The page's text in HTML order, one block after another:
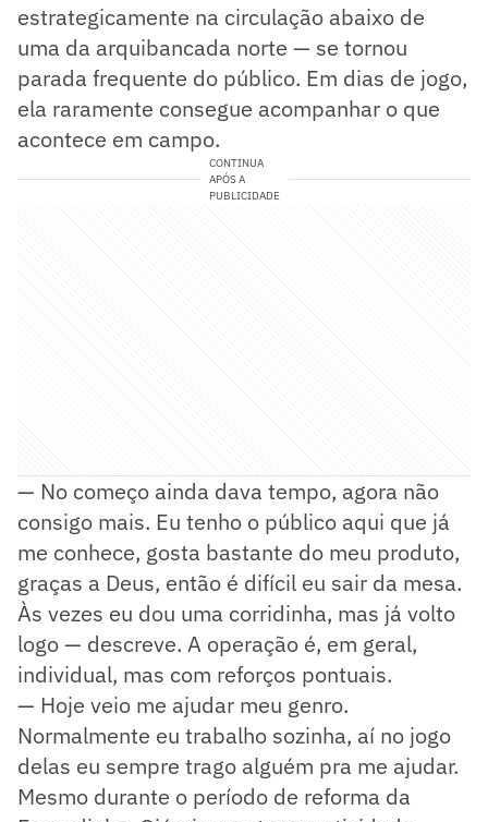
estrategicamente na circulação abaixo de
uma da arquibancada norte — se tornou
parada frequente do público. Em dias de jogo,
ela raramente consegue acompanhar o que
acontece em campo.
CONTINUA
APÓS A
PUBLICIDADE
— No começo ainda dava tempo, agora não
consigo mais. Eu tenho o público aqui que já
me conhece, gosta bastante do meu produto,
graças a Deus, então é difícil eu sair da mesa.
Às vezes eu dou uma corridinha, mas já volto
logo — descreve. A operação é, em geral,
individual, mas com reforços pontuais.
— Hoje veio me ajudar meu genro.
Normalmente eu trabalho sozinha, aí no jogo
delas eu sempre trago alguém pra me ajudar.
Mesmo durante o período de reforma da